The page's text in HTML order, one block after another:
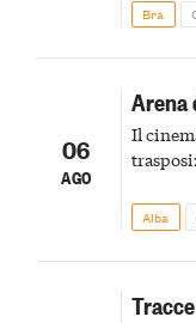
Bra
06
AGO
Arena
Il
Alba